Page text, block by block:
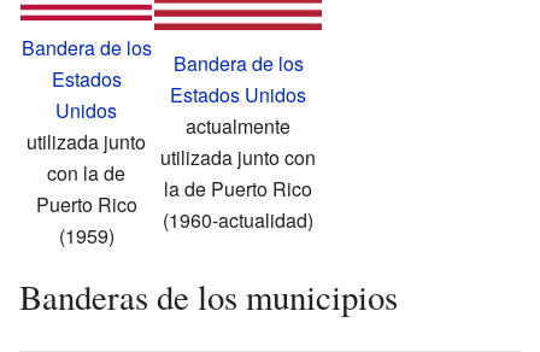
Bandera de los
Estados
Unidos
utilizada junto
con la de
Puerto Rico
(1959)
Bandera de los
Estados Unidos
actualmente
utilizada junto con
la de Puerto Rico
(1960-actualidad)
Banderas de los municipios